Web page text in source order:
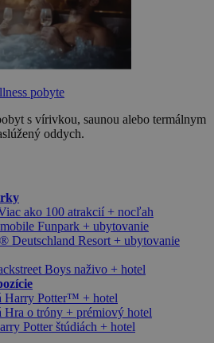
pobyte
s vírivkou, saunou alebo termálnym
oddych.
ako 100 atrakcií + nocľah
Funpark + ubytovanie
Resort + ubytovanie
Boys naživo + hotel
Harry Potter™ + hotel
Hra o tróny + prémiový hotel
Potter štúdiách + hotel